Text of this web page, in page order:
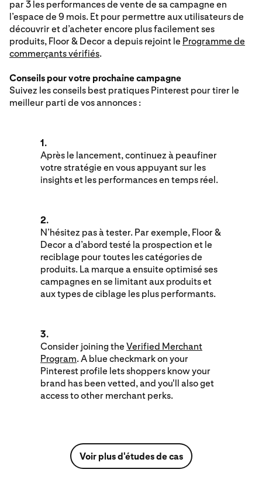
par 3 les performances de vente de sa campagne en
l’espace de 9 mois. Et pour permettre aux utilisateurs de
découvrir et d’acheter encore plus facilement ses
produits, Floor & Decor a depuis rejoint le Programme de
commerçants vérifiés.
Conseils pour votre prochaine campagne
Suivez les conseils best pratiques Pinterest pour tirer le
meilleur parti de vos annonces :
1.
Après le lancement, continuez à peaufiner
votre stratégie en vous appuyant sur les
insights et les performances en temps réel.
2.
N’hésitez pas à tester. Par exemple, Floor &
Decor a d’abord testé la prospection et le
reciblage pour toutes les catégories de
produits. La marque a ensuite optimisé ses
campagnes en se limitant aux produits et
aux types de ciblage les plus performants.
3.
Consider joining the Verified Merchant
Program. A blue checkmark on your
Pinterest profile lets shoppers know your
brand has been vetted, and you'll also get
access to other merchant perks.
Voir plus d'études de cas